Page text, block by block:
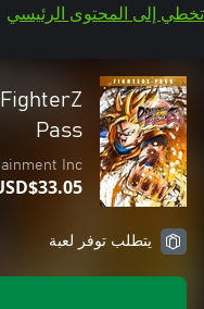
تخطي إلى المحتوى الرئيسي
Pass
Inc.
يتطلب توفر لعبة